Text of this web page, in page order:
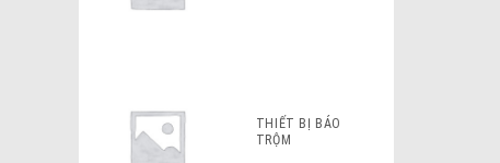
THIẾT BỊ BÁO
TRỘM